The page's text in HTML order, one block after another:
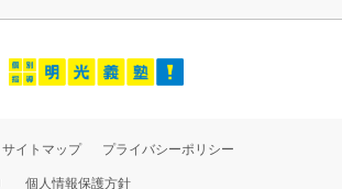
サイトマップ プライバシーポリシー
個人情報保護方針